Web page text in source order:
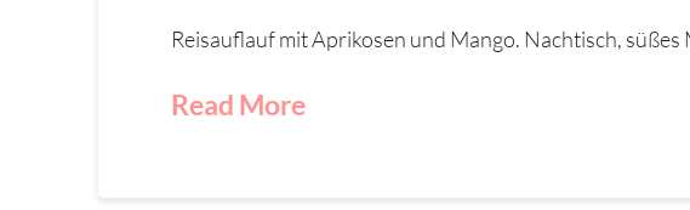
Reisauflauf mit Aprikosen und Mango. Nachtisch,
Read More